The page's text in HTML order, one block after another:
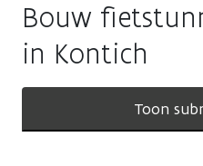
Bouw
in Kontich
Toon